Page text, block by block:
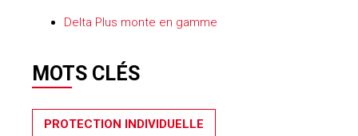
Delta Plus monte en gamme
MOTS CLÉS
PROTECTION INDIVIDUELLE